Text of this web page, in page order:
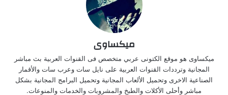
ميكساوى
ميكساوى هو موقع الكتونى عربي متخصص فى القنوات العربية بث مباشر
المجانية وترددات القنوات العربية على نايل سات وعرب سات والأقمار
الصناعية الاخرى وتحميل الألعاب المجانية وتحميل البرامج المجانية بشكل
مباشر وأحلى الأكلات والطبخ والمشروبات والخدمات والمنوعات.